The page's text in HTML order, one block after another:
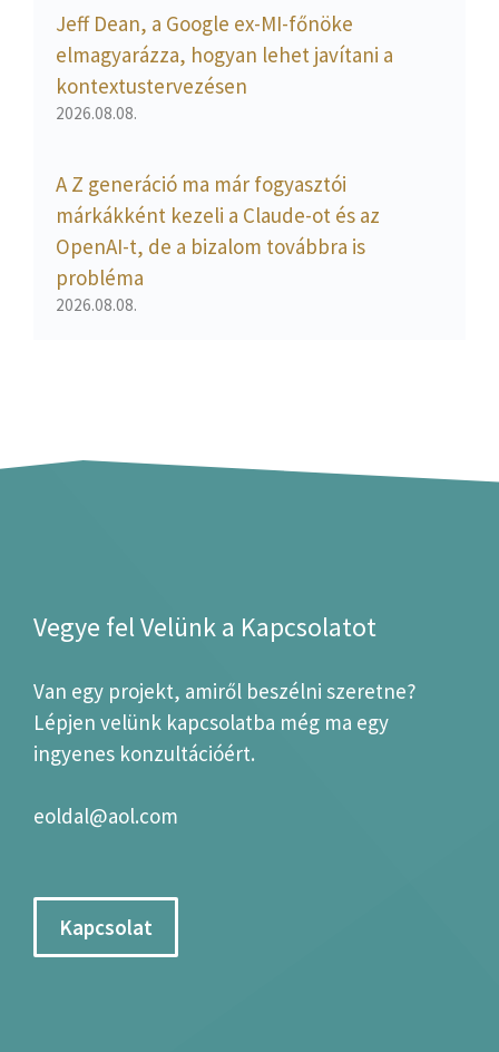
Jeff Dean, a Google ex-MI-főnöke
elmagyarázza, hogyan lehet javítani a
kontextustervezésen
2026.08.08.
A Z generáció ma már fogyasztói
márkákként kezeli a Claude-ot és az
OpenAI-t, de a bizalom továbbra is
probléma
2026.08.08.
Vegye fel Velünk a Kapcsolatot
Van egy projekt, amiről beszélni szeretne?
Lépjen velünk kapcsolatba még ma egy
ingyenes konzultációért.
eoldal@aol.com
Kapcsolat